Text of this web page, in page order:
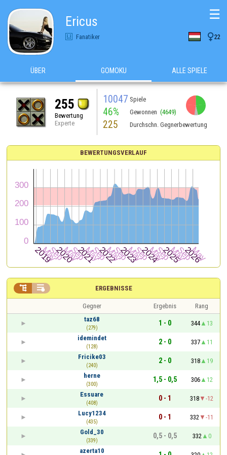
Ericus
Fanatiker 22
☰
ÜBER GOMOKU ALLE SPIELE
255
Bewertung
Experte
10047 Spiele
46% Gewonnen (4649)
225 Durchschn. Gegnerbewertung
BEWERTUNGSVERLAUF
ERGEBNISSE
 
Gegner Ergebnis
Rang
taz68
(279)
1 - 0 344
13
idemindet
(128)
2 - 0 337
11
Fricike03
(240)
2 - 0 318
19
herne
(300)
1,5 - 0,5 306
12
Essuare
(408)
0 - 1 318
-12
Lucy1234
(435)
0 - 1 332
-11
Gold_30
(339)
0,5 - 0,5 332
0
azerta10